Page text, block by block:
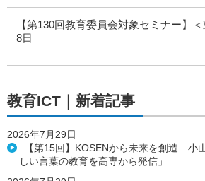
【第130回教育委員会対象セミナー】
8日
教育ICT｜新着記事
2026年7月29日
【第15回】KOSENから未来を創造 小
しい言葉の教育を高専から発信」